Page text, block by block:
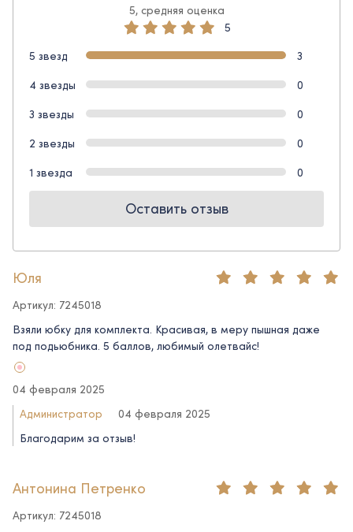
5, средняя оценка
5
5 звезд
3
4 звезды
0
3 звезды
0
2 звезды
0
1 звезда
0
Оставить отзыв
Юля
Артикул: 7245018
Взяли юбку для комплекта. Красивая, в меру пышная даже
под подьюбника. 5 баллов, любимый олетвайс!
04 февраля 2025
Администратор
04 февраля 2025
Благодарим за отзыв!
Антонина Петренко
Артикул: 7245018